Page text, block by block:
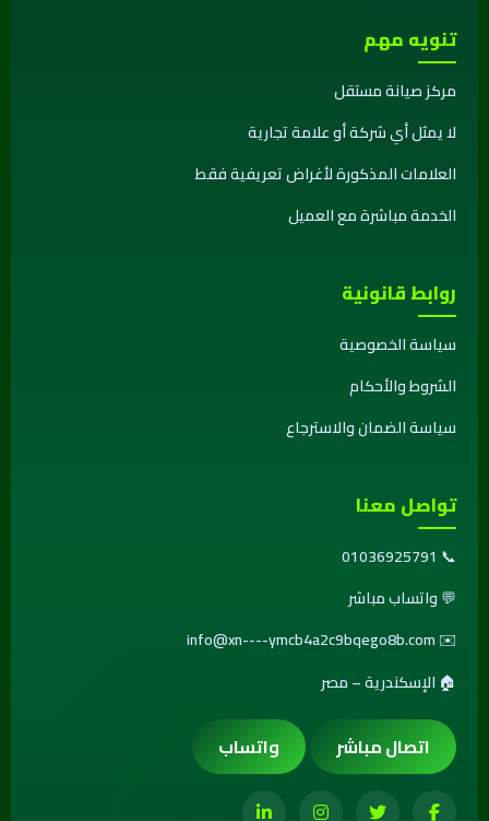
تنويه مهم
مركز صيانة مستقل
لا يمثل أي شركة أو علامة تجارية
العلامات المذكورة لأغراض تعريفية فقط
الخدمة مباشرة مع العميل
روابط قانونية
سياسة الخصوصية
الشروط والأحكام
سياسة الضمان والاسترجاع
تواصل معنا
📞
01036925791
💬واتساب مباشر
✉️
info@xn----ymcb4a2c9bqego8b.com
🏠 الإسكندرية – مصر
اتصال مباشر واتساب